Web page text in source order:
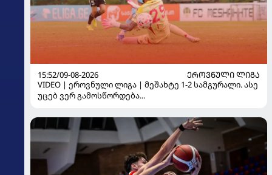
15:52/09-08-2026
ᲔᲠᲝᲕᲜᲣᲚᲘ ᲚᲘᲒᲐ
VIDEO | ეროვნული ლიგა | მეშახტე 1-2 სამგურალი. ასე
უცებ ვერ გამოსწორდება...